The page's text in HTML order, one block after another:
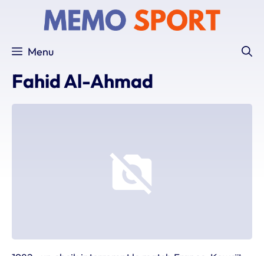
Menu
Fahid Al-Ahmad